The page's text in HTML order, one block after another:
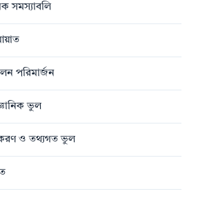
সমস্যাবলি
পরিমার্জন
ভুল
ও তথ্যগত ভুল